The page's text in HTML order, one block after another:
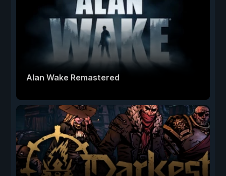
Alan Wake Remastered